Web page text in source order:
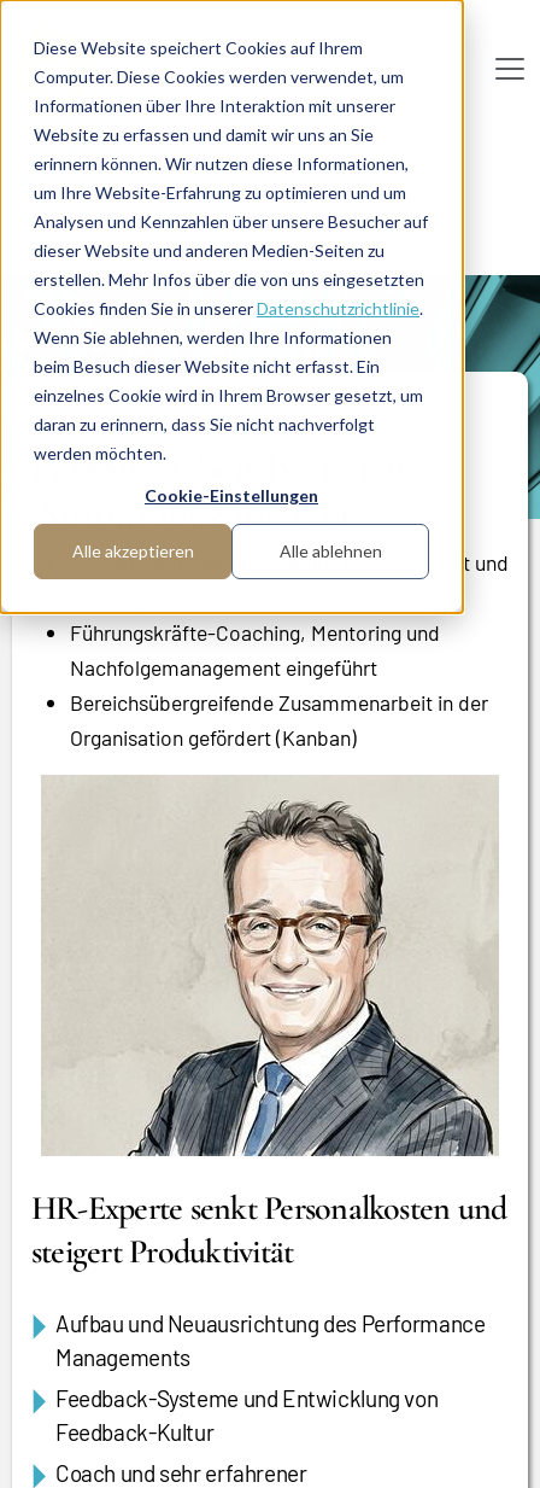
Diese Website speichert Cookies auf Ihrem
Computer. Diese Cookies werden verwendet, um
Informationen über Ihre Interaktion mit unserer
Website zu erfassen und damit wir uns an Sie
erinnern können. Wir nutzen diese Informationen,
um Ihre Website-Erfahrung zu optimieren und um
Analysen und Kennzahlen über unsere Besucher auf
dieser Website und anderen Medien-Seiten zu
erstellen. Mehr Infos über die von uns eingesetzten
Cookies finden Sie in unsererDatenschutzrichtlinie.
Wenn Sie ablehnen, werden Ihre Informationen
beim Besuch dieser Website nicht erfasst. Ein
einzelnes Cookie wird in Ihrem Browser gesetzt, um
daran zu erinnern, dass Sie nicht nachverfolgt
werden möchten.
Cookie-Einstellungen
Alle akzeptieren Alle ablehnen
Deutsc he InterimAG
Home
Personalwesen
Neuausrichtung Personalarbeit bei einem
Automobilzulieferer
PROJEKTBERICHT
Neuausrichtung
Personalarbeit bei einem
Automobilzulieferer
Effizienz der Personalplanung bei Kurzarbeit und
Führungskräfte-Coaching, Mentoring und
Nachfolgemanagement eingeführt
Bereichsübergreifende Zusammenarbeit in der
Organisation gefördert (Kanban)
HR-Experte senkt Personalkosten und
steigert Produktivität
Aufbau und Neuausrichtung des Performance
Managements
Feedback-Systeme und Entwicklung von
Feedback-Kultur
Coach und sehr erfahrener